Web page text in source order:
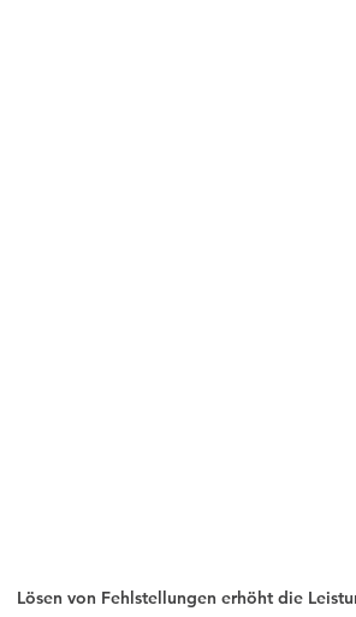
Lösen von Fehlstellungen erhöht die